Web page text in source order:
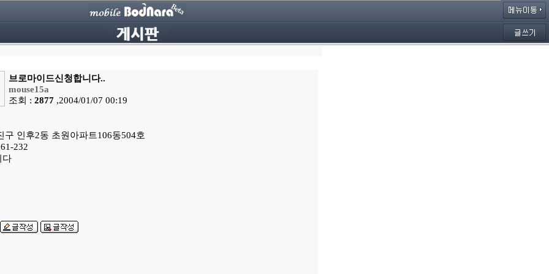
브로마이드신청합니다..
mouse15a
조회 : 2877 ,2004/01/07 00:19
구 인후2동 초원아파트106동504호
232
다